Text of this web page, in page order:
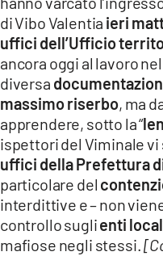
di Vibo Valentia ieri
uffici dell’Ufficio
ancora oggi al lavoro
diversa
massimo riserbo, ma
apprendere, sotto la “
ispettori del Viminale vi
uffici della Prefettura
particolare del
interdittive e – non
controllo suglienti
mafiose negli stessi.